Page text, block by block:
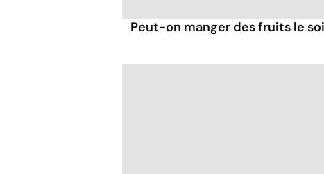
Peut-on manger des fruits le